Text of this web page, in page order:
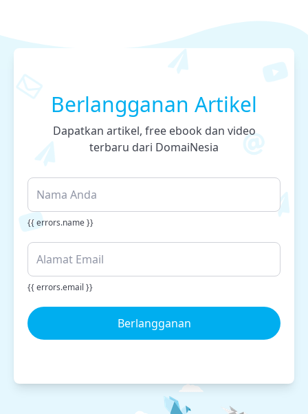
Berlangganan Artikel
Dapatkan artikel, free ebook dan video
terbaru dari DomaiNesia
{{ errors.name }}
{{ errors.email }}
Berlangganan